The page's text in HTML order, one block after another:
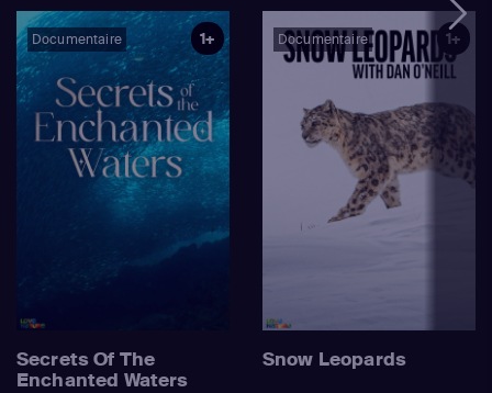
Documentaire 1+
Secrets Of The
Enchanted Waters
Documentaire 1+
Snow Leopards